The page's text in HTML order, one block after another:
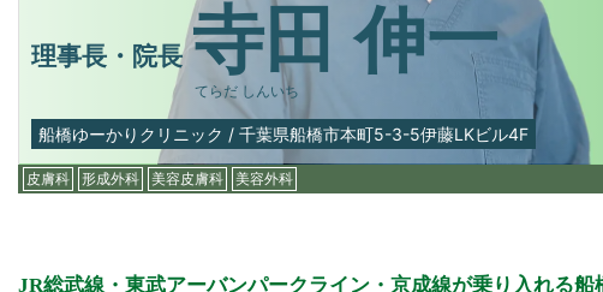
理事長・院長 寺田 伸一
てらだ しんいち
船橋ゆーかりクリニック / 千葉県船橋市本町5-3-5伊藤LKビル4F
皮膚科 形成外科 美容皮膚科 美容外科
JR総武線・東武アーバンパークライン・京成線が乗り入れる